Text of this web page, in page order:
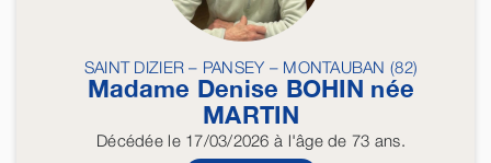
SAINT DIZIER – PANSEY – MONTAUBAN (82)
Madame Denise BOHIN née
MARTIN
Décédéele 17/03/2026 à l'âge de 73 ans.